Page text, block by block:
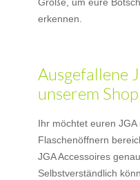
erkennen.
Ausgefallene
unserem Shop
Ihr möchtet euren
Flaschenöffnern
JGA Accessoires
Selbstverständlich